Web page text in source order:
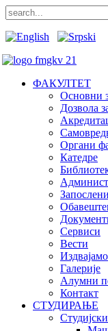
ФАКУЛТЕТ
Основни
Дозвола
Органи
Катедре
Запослени
Сервиси
Вести
Издвајамо
Галерије
Алумни
Контакт
СТУДИРАЊЕ